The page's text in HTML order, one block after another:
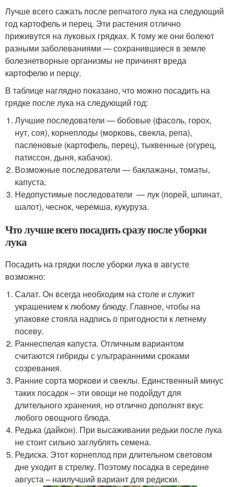
Лучше всего сажать после репчатого лука на следующий
год картофель и перец. Эти растения отлично
приживутся на луковых грядках. К тому же они болеют
разными заболеваниями — сохранившиеся в земле
болезнетворные организмы не причинят вреда
картофелю и перцу.
В таблице наглядно показано, что можно посадить на
грядке после лука на следующий год:
Лучшие последователи — бобовые (фасоль, горох,
нут, соя), корнеплоды (морковь, свекла, репа),
пасленовые (картофель, перец), тыквенные (огурец,
патиссон, дыня, кабачок).
Возможные последователи — баклажаны, томаты,
капуста.
Недопустимые последователи — лук (порей, шпинат,
шалот), чеснок, черемша, кукуруза.
Что лучше всего посадить сразу после уборки
лука
Посадить на грядки после уборки лука в августе
возможно:
Салат. Он всегда необходим на столе и служит
украшением к любому блюду. Главное, чтобы на
упаковке стояла надпись о пригодности к летнему
посеву.
Раннеспелая капуста. Отличным вариантом
считаются гибриды с ультраранними сроками
созревания.
Ранние сорта моркови и свеклы. Единственный минус
таких посадок – эти овощи не подойдут для
длительного хранения, но отлично дополнят вкус
любого овощного блюда.
Редька (дайкон). При высаживании редьки после лука
не стоит сильно заглублять семена.
Редиска. Этот корнеплод при длительном световом
дне уходит в стрелку. Поэтому посадка в середине
августа – наилучший вариант для редиски.